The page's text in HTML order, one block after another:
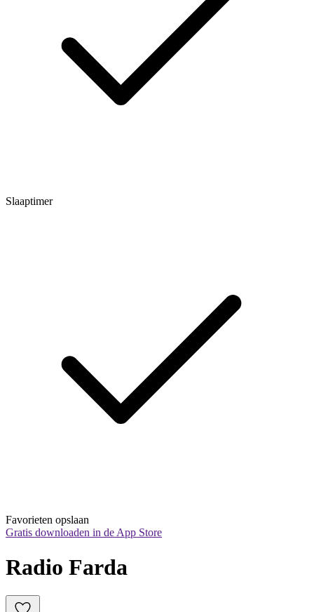
Slaaptimer
Favorieten opslaan
Gratis downloaden in de App Store
Radio Farda